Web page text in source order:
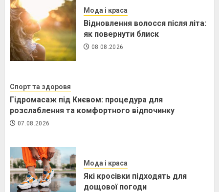
Мода і краса
Відновлення волосся після літа:
як повернути блиск
08.08.2026
Спорт та здоровя
Гідромасаж під Києвом: процедура для
розслаблення та комфортного відпочинку
07.08.2026
Мода і краса
Які кросівки підходять для
дощової погоди